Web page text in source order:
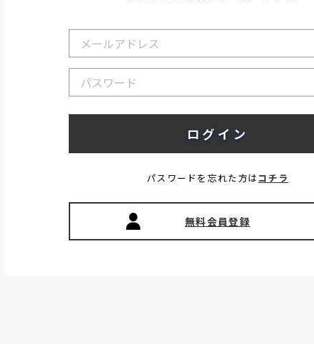
パスワードを忘れた方はコチラ
無料会員登録